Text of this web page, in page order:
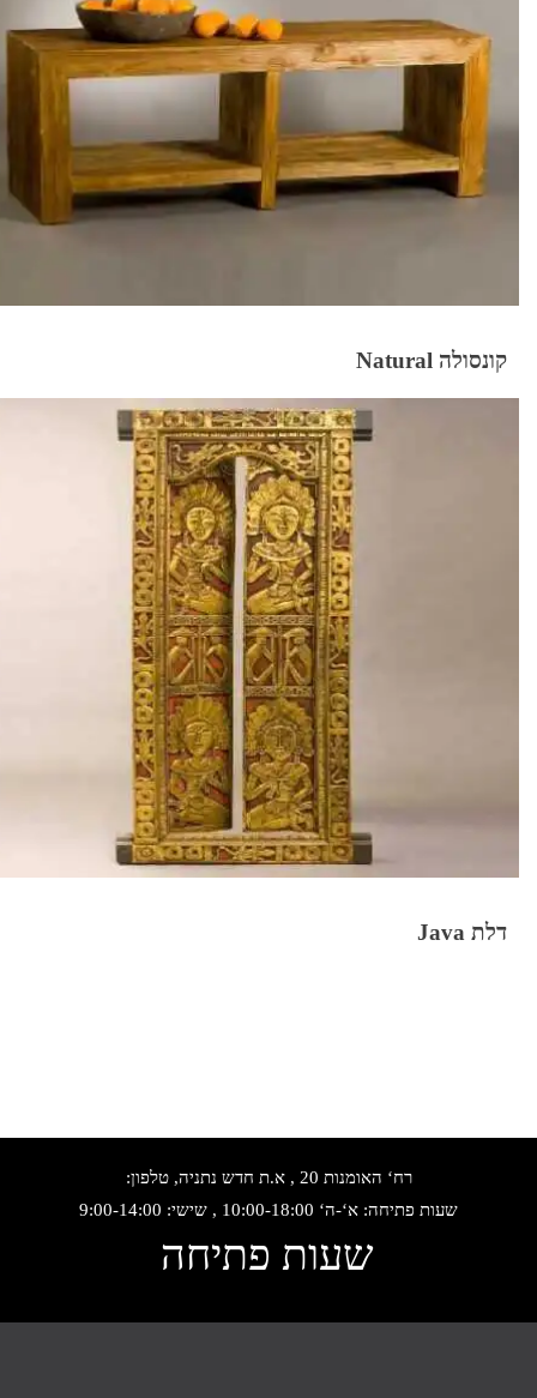
קונסולה Natural
דלת Java
רח‘ האומנות 20 , א.ת חדש נתניה, טלפון:
שעות פתיחה: א‘-ה‘ 10:00-18:00 , שישי: 9:00-14:00
שעות פתיחה